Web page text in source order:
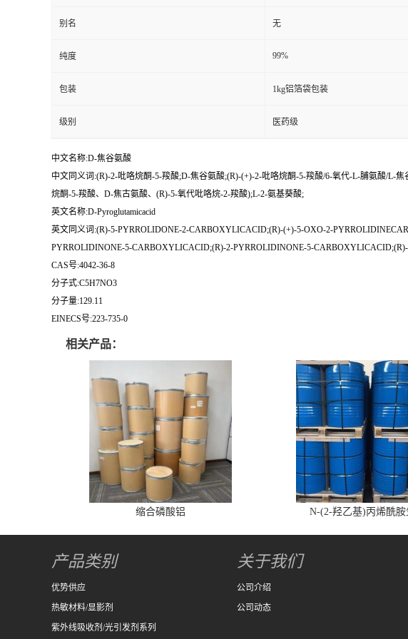
别名 无
纯度 99%
包装 1kg铝箔袋包装
级别 医药级
中文名称:D-焦谷氨酸
中文同义词:(R)-2-吡咯烷酮-5-羧酸;D-焦谷氨酸;(R)-(+)-2-吡咯烷酮-5-羧酸/6-氧代-L-脯氨酸/L-
烷酮-5-羧酸、D-焦古氨酸、(R)-5-氧代吡咯烷-2-羧酸);L-2-氨基葵酸;
英文名称:D-Pyroglutamicacid
英文同义词:(R)-5-PYRROLIDONE-2-CARBOXYLICACID;(R)-(+)-5-OXO-2-
PYRROLIDINONE-5-CARBOXYLICACID;(R)-2-PYRROLIDINONE-5-
CAS号:4042-36-8
分子式:C5H7NO3
分子量:129.11
EINECS号:223-735-0
相关产品：
缩合磷酸铝 N-(2-羟乙基)丙烯酰胺
产品类别
优势供应
热敏材料/显影剂
紫外线吸收剂/光引发剂系列
关于我们
公司介绍
公司动态